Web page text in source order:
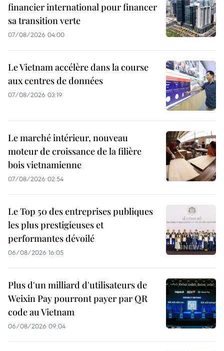
financier international pour financer
sa transition verte
07/08/2026 04:00
Le Vietnam accélère dans la course
aux centres de données
07/08/2026 03:19
Le marché intérieur, nouveau
moteur de croissance de la filière
bois vietnamienne
07/08/2026 02:54
Le Top 50 des entreprises publiques
les plus prestigieuses et
performantes dévoilé
06/08/2026 16:05
Plus d'un milliard d'utilisateurs de
Weixin Pay pourront payer par QR
code au Vietnam
06/08/2026 09:04